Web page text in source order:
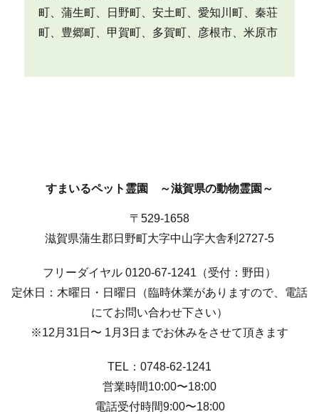
町、蒲生町、日野町、安土町、愛知川町、秦荘
町、豊郷町、甲賀町、多賀町、彦根市、米原市
すまいるペット霊園 ～滋賀県の動物霊園～
〒529-1658
滋賀県蒲生郡日野町大字中山字大舎利2727-5
フリーダイヤル 0120-67-1241（受付：野田）
定休日：木曜日・日曜日（臨時休業がありますので、電話
にてお問い合わせ下さい）
※12月31日〜 1月3日までお休みをさせて頂きます
TEL：0748-62-1241
営業時間10:00〜18:00
電話受付時間9:00〜18:00